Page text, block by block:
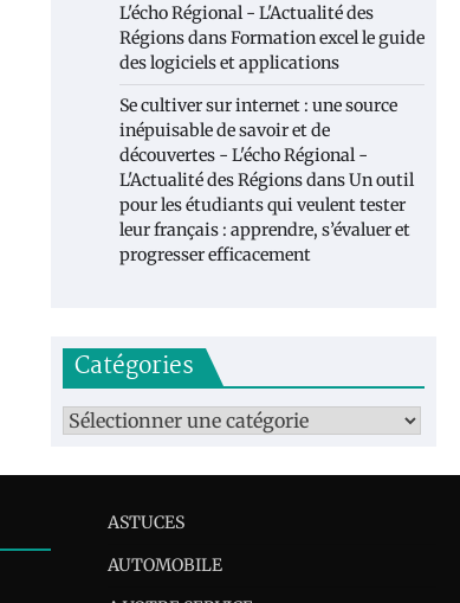
L'écho Régional - L'Actualité des
RégionsdansFormation excel le guide
des logiciels et applications
Se cultiver sur internet : une source
inépuisable de savoir et de
découvertes - L'écho Régional -
L'Actualité des RégionsdansUn outil
pour les étudiants qui veulent tester
leur français : apprendre, s’évaluer et
progresser efficacement
Catégories
Catégories
ASTUCES
AUTOMOBILE